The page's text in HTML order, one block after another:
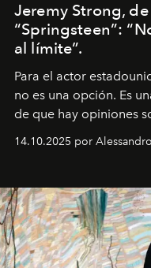
Jeremy Strong, de
“Springsteen”:
al límite”.
Para el actor
no es una opción. Es
de que hay opiniones
demasiado en cómo
pérdida de tiempo",
14.10.2025 por